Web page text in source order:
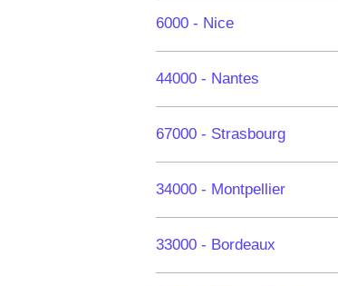
6000 - Nice
44000 - Nantes
67000 - Strasbourg
34000 - Montpellier
33000 - Bordeaux